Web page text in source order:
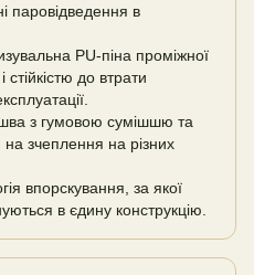
паровідведення в
PU-піна проміжної
до втрати
з гумовою сумішшю та
зчеплення на різних
впорскування, за якої
в єдину конструкцію.